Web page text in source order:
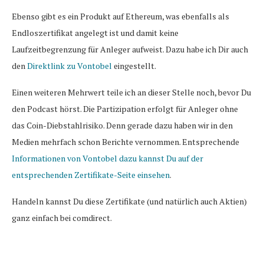
Ebenso gibt es ein Produkt auf Ethereum, was ebenfalls als
Endloszertifikat angelegt ist und damit keine
Laufzeitbegrenzung für Anleger aufweist. Dazu habe ich Dir auch
den Direktlink zu Vontobel eingestellt.
Einen weiteren Mehrwert teile ich an dieser Stelle noch, bevor Du
den Podcast hörst. Die Partizipation erfolgt für Anleger ohne
das Coin-Diebstahlrisiko. Denn gerade dazu haben wir in den
Medien mehrfach schon Berichte vernommen. Entsprechende
Informationen von Vontobel dazu kannst Du auf der
entsprechenden Zertifikate-Seite einsehen.
Handeln kannst Du diese Zertifikate (und natürlich auch Aktien)
ganz einfach bei comdirect.